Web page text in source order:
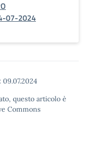
07-2024
09.07.2024
questo articolo è
Commons